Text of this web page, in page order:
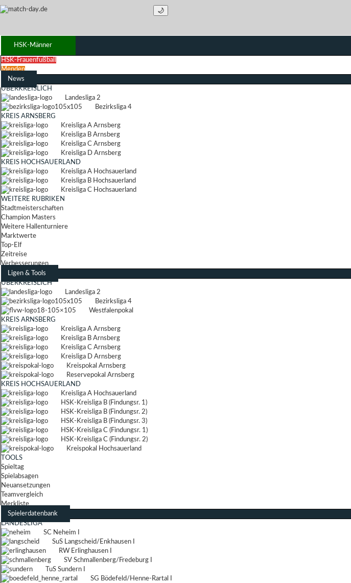
🌙
HSK-Männer
HSK-Frauenfußball
Menden
News
ÜBERKREISLICH
Landesliga 2
Bezirksliga 4
KREIS ARNSBERG
Kreisliga A Arnsberg
Kreisliga B Arnsberg
Kreisliga C Arnsberg
Kreisliga D Arnsberg
KREIS HOCHSAUERLAND
Kreisliga A Hochsauerland
Kreisliga B Hochsauerland
Kreisliga C Hochsauerland
WEITERE RUBRIKEN
Stadtmeisterschaften
Champion Masters
Weitere Hallenturniere
Marktwerte
Top-Elf
Zeitreise
Verbesserungen
Ligen & Tools
ÜBERKREISLICH
Landesliga 2
Bezirksliga 4
Westfalenpokal
KREIS ARNSBERG
Kreisliga A Arnsberg
Kreisliga B Arnsberg
Kreisliga C Arnsberg
Kreisliga D Arnsberg
Kreispokal Arnsberg
Reservepokal Arnsberg
KREIS HOCHSAUERLAND
Kreisliga A Hochsauerland
HSK-Kreisliga B (Findungsr. 1)
HSK-Kreisliga B (Findungsr. 2)
HSK-Kreisliga B (Findungsr. 3)
HSK-Kreisliga C (Findungsr. 1)
HSK-Kreisliga C (Findungsr. 2)
Kreispokal Hochsauerland
TOOLS
Spieltag
Spielabsagen
Neuansetzungen
Teamvergleich
Merkliste
Spielerdatenbank
LANDESLIGA
SC Neheim I
SuS Langscheid/Enkhausen I
RW Erlinghausen I
SV Schmallenberg/Fredeburg I
TuS Sundern I
SG Bödefeld/Henne-Rartal I